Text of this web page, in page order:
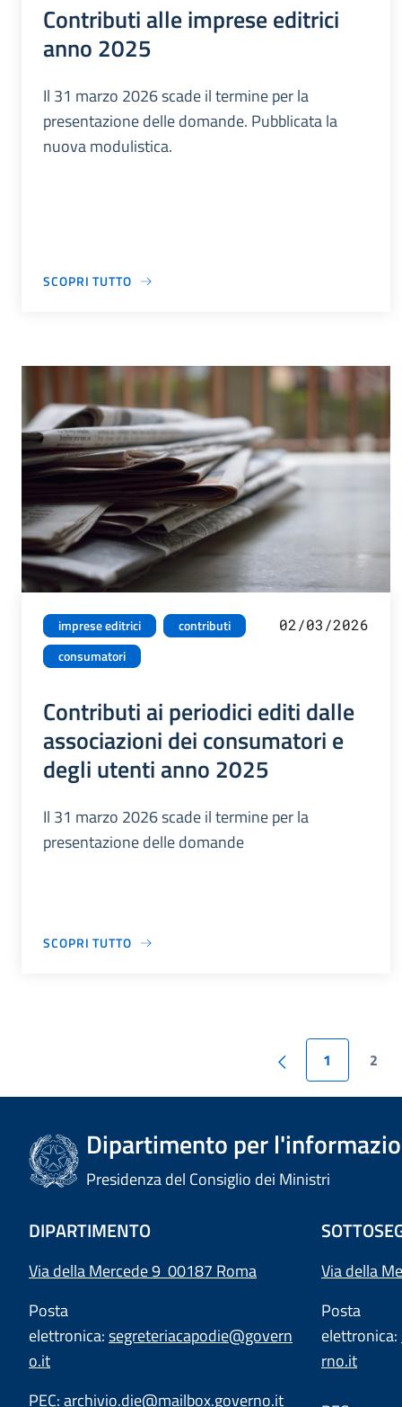
Contributi alle imprese editrici
anno 2025
Il 31 marzo 2026 scade il termine per la
presentazione delle domande. Pubblicata la
nuova modulistica.
SCOPRI TUTTO
imprese editrici
contributi
consumatori
02/03/2026
Contributi ai periodici editi dalle
associazioni dei consumatori e
degli utenti anno 2025
Il 31 marzo 2026 scade il termine per la
presentazione delle domande
SCOPRI TUTTO
1 2
Dipartimento per
Presidenza del Consiglio dei Ministri
DIPARTIMENTO
Via della Mercede 9 00187 Roma
Posta
elettronica:segreteriacapodie@govern
o.it
PEC:archivio.die@mailbox.governo.it
Via della
Posta
elettronica:
rno.it